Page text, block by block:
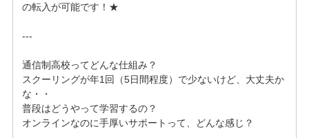
の転入が可能です！★
---
通信制高校ってどんな仕組み？
スクーリングが年1回（5日間程度）で少ないけど、大丈夫か
な・・
普段はどうやって学習するの？
オンラインなのに手厚いサポートって、どんな感じ？